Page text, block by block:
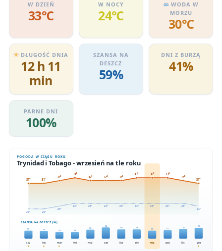
W DZIEŃ
33℃
W NOCY
24℃
WODA W
MORZU
30℃
DŁUGOŚĆ DNIA
12 h 11
min
SZANSA NA
DESZCZ
59%
DNI Z BURZĄ
41%
PARNE DNI
100%